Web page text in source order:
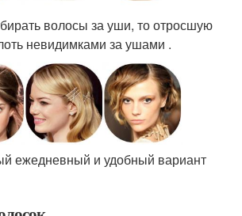
волосы за уши, то отросшую
невидимками за ушами .
ежедневный и удобный вариант